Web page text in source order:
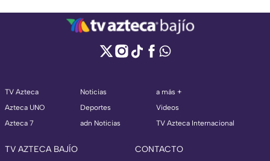
TV Azteca
Azteca UNO
Azteca 7
Noticias
Deportes
adn Noticias
a más +
Videos
TV Azteca Internacional
TV AZTECA BAJÍO CONTACTO